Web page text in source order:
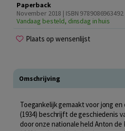
Paperback
November 2018 | ISBN 9789086963492
Vandaag besteld, dinsdag in huis
Plaats op wensenlijst
Omschrijving
Toegankelijk gemaakt voor jong
(1934) beschrijft de geschiedenis
door onze nationale held Anton de